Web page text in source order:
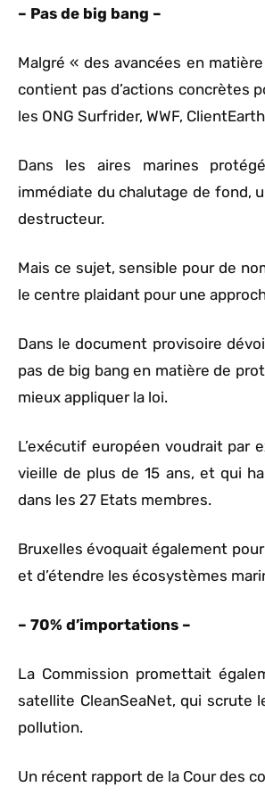
– Pas de big bang –
Malgré « des avancées en
contient pas d’actions concrètes
les ONG Surfrider, WWF,
Dans les aires marines
immédiate du chalutage de fond,
destructeur.
Mais ce sujet, sensible pour de
le centre plaidant pour une
Dans le document provisoire
pas de big bang en matière de
mieux appliquer la loi.
L’exécutif européen voudrait par
vieille de plus de 15 ans, et qui
dans les 27 Etats membres.
Bruxelles évoquait également
et d’étendre les écosystèmes
– 70% d’importations –
La Commission promettait
satellite CleanSeaNet, qui scrute
pollution.
Un récent rapport de la Cour des